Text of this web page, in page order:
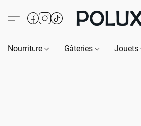
Nourriture Gâteries Jouets